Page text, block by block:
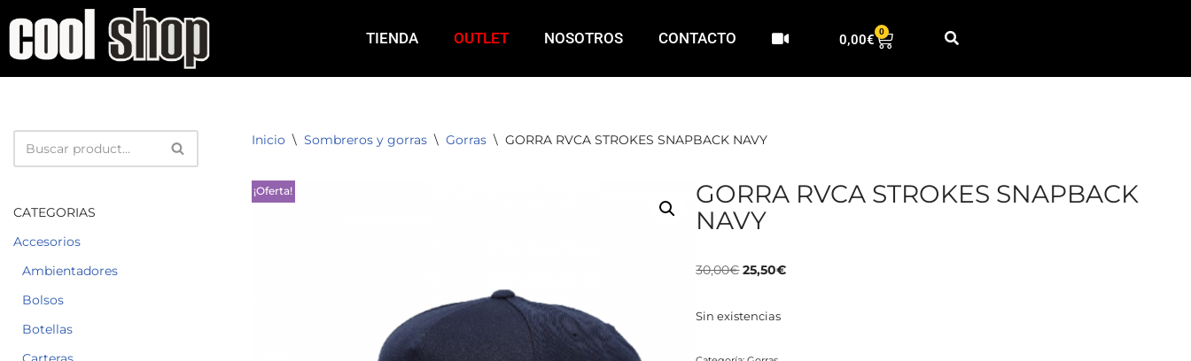
Saltar
TIENDA OUTLET NOSOTROS CONTACTO 0,00€
0
CATEGORIAS
Accesorios
Ambientadores
Bolsos
Botellas
Inicio \ Sombreros y gorras \ Gorras \ GORRA RVCA STROKES SNAPBACK NAVY
¡Oferta!
GORRA RVCA STROKES SNAPBACK
NAVY
30,00€ 25,50€
Sin existencias